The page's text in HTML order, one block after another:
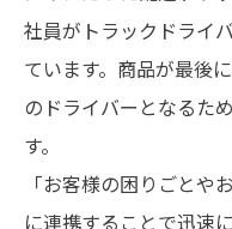
社員がトラックドライ
ています。商品が最後
のドライバーとなるた
す。
「お客様の困りごとや
に連携することで迅速